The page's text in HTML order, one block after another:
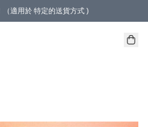
適用於 特定的送貨方式 )